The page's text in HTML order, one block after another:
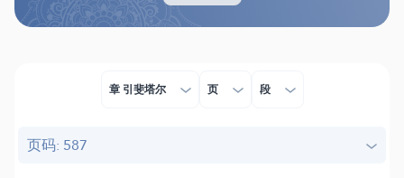
章 引斐塔尔 页 段
页码: 587